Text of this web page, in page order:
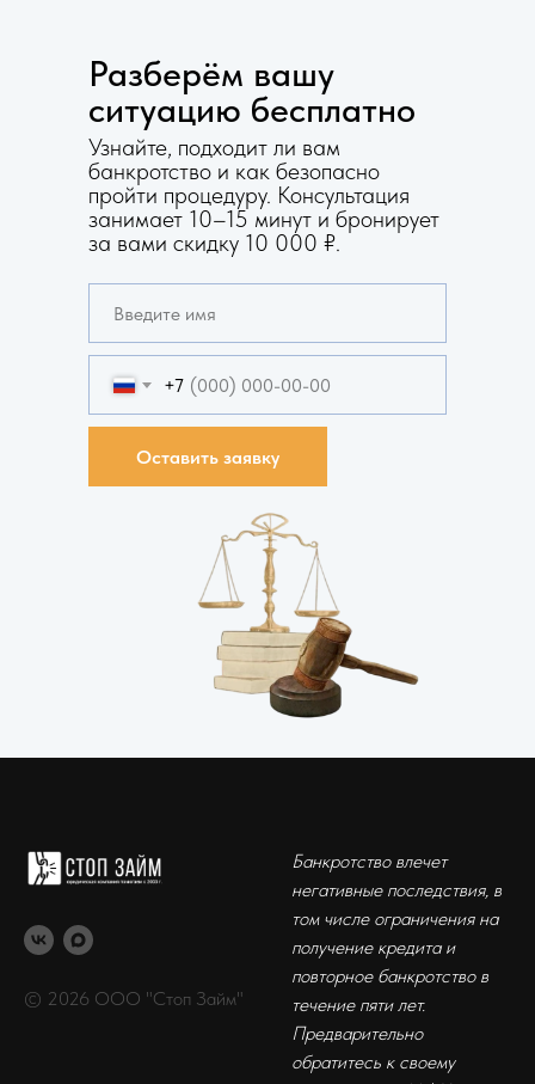
Узнайте, подходит ли вам
банкротство и как безопасно
пройти процедуру. Консультация
занимает 10–15 минут и бронирует
за вами скидку 10 000 ₽.
Разберём вашу
ситуацию бесплатно
+7
Оставить заявку
© 2026 ООО "Стоп Займ"
Банкротство влечет
негативные последствия, в
том числе ограничения на
получение кредита и
повторное банкротство в
течение пяти лет.
Предварительно
обратитесь к своему